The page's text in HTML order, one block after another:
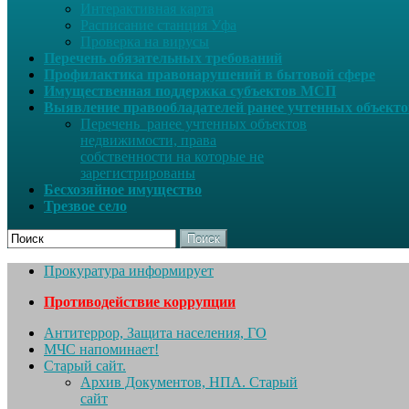
Интерактивная карта
Расписание станция Уфа
Проверка на вирусы
Перечень обязательных требований
Профилактика правонарушений в бытовой сфере
Имущественная поддержка субъектов МСП
Выявление правообладателей ранее учтенных
Перечень ранее учтенных объектов
недвижимости, права
собственности на которые не
зарегистрированы
Бесхозяйное имущество
Трезвое село
Поиск
Прокуратура информирует
Противодействие коррупции
Антитеррор, Защита населения, ГО
МЧС напоминает!
Старый сайт.
Архив Документов, НПА. Старый
сайт